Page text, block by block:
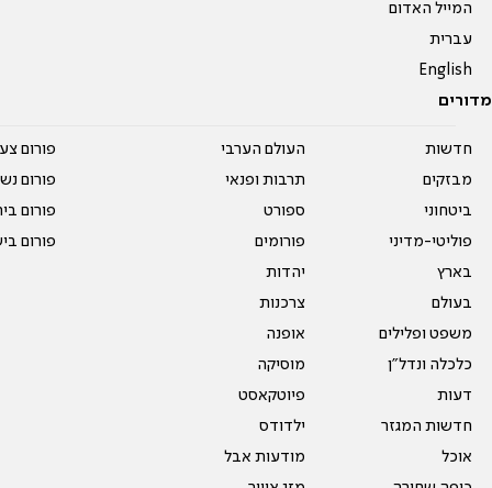
המייל האדום
עברית
English
מדורים
חדשות
מבזקים
ביטחוני
פוליטי-מדיני
בארץ
בעולם
משפט ופלילים
כלכלה ונדל"ן
דעות
חדשות המגזר
אוכל
העולם הערבי
תרבות ופנאי
ספורט
פורומים
יהדות
צרכנות
אופנה
מוסיקה
פיוטקאסט
ילדודס
מודעות אבל
פורום
פורום
פורום
פורום